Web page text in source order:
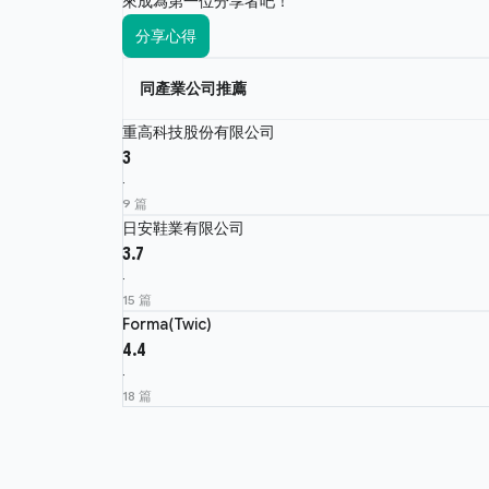
分享心得
同產業公司推薦
重高科技股份有限公司
3
·
9 篇
日安鞋業有限公司
3.7
·
15 篇
Forma(Twic)
4.4
·
18 篇